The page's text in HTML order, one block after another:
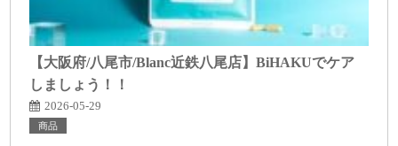
【大阪府/八尾市/Blanc近鉄八尾店】BiHAKUでケア
しましょう！！
2026-05-29
商品